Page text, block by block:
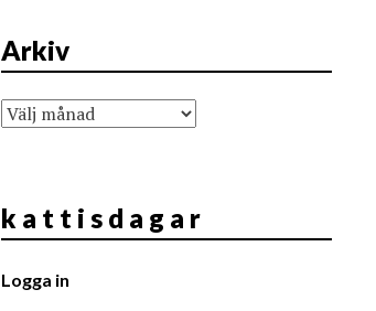
Arkiv
Arkiv
k a t t i s d a g a r
Logga in